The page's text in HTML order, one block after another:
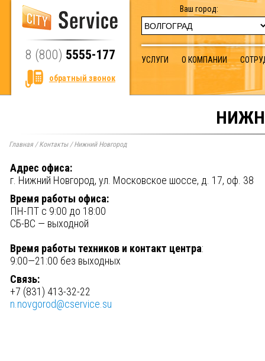
8 (800) 5555-177
обратный звонок
Ваш город:
УСЛУГИ О КОМПАНИИ
Главная/Контакты/Нижний Новгород
Адрес офиса:
г. Нижний Новгород, ул. Московское шоссе, д. 17, оф. 38
Время работы офиса:
ПН-ПТс 9:00 до 18:00
СБ-ВС — выходной
Время работы техников и контакт центра:
9:00—21:00 без выходных
Связь:
+7 (831) 413-32-22
n.novgorod@cservice.su